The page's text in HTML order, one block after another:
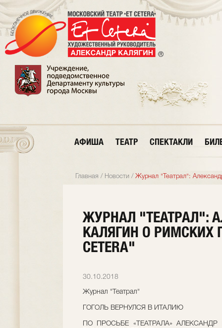
АФИША ТЕАТР СПЕКТАКЛИ
Главная / Новости / Журнал "Театрал":
ЖУРНАЛ "ТЕАТРАЛ":
КАЛЯГИН О РИМСКИХ
CETERA"
30.10.2018
Журнал "Театрал"
ГОГОЛЬ ВЕРНУЛСЯ В ИТАЛИЮ
ПО ПРОСЬБЕ «ТЕАТРАЛА»